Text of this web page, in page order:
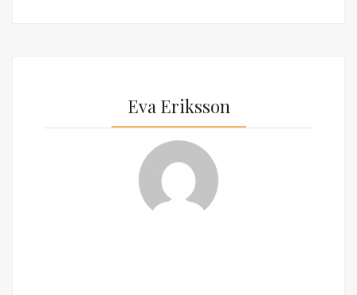
Eva Eriksson